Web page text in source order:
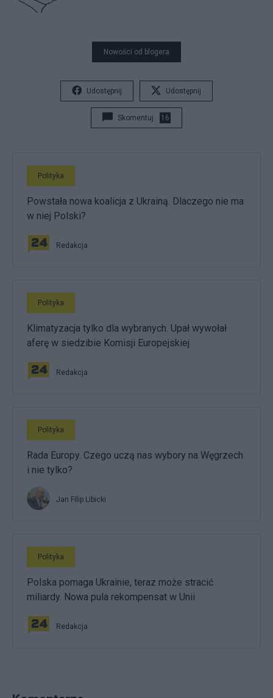
Nowości od blogera
Udostępnij Udostępnij
Skomentuj 16
Polityka
Powstała nowa koalicja z Ukrainą. Dlaczego nie ma
w niej Polski?
Redakcja
Polityka
Klimatyzacja tylko dla wybranych. Upał wywołał
aferę w siedzibie Komisji Europejskiej
Redakcja
Polityka
Rada Europy. Czego uczą nas wybory na Węgrzech
i nie tylko?
Jan Filip Libicki
Polityka
Polska pomaga Ukrainie, teraz może stracić
miliardy. Nowa pula rekompensat w Unii
Redakcja